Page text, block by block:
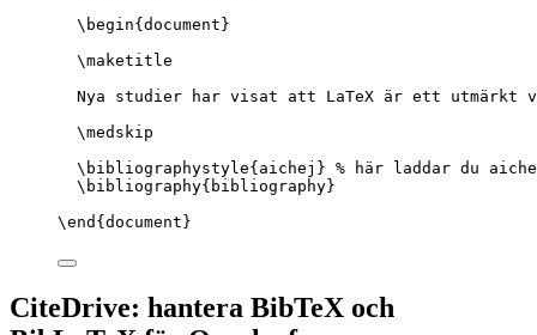
\begin{ document }
\maketitle
Nya studier har visat att LaTeX är ett utmärkt
\medskip
\bibliographystyle{aichej} % här laddar du
\bibliography{bibliography}
\end { document }
CiteDrive: hantera BibTeX och